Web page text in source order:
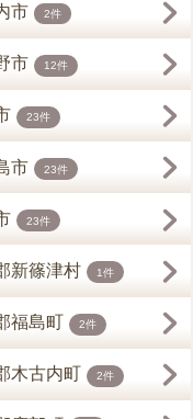
市 2件
市 12件
23件
市 23件
23件
新篠津村 1件
福島町 2件
木古内町 2件